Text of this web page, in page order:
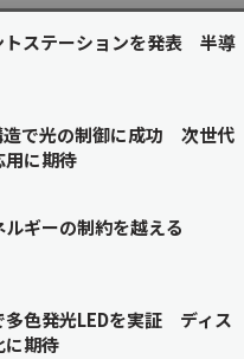
トステーションを発表 半導
造で光の制御に成功 次世代
用に期待
ギーの制約を越える
多色発光LEDを実証 ディス
に期待